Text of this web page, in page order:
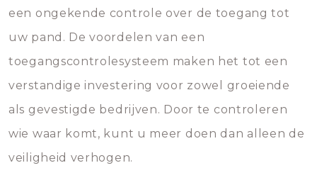
een ongekende controle over de toegang tot
uw pand. De voordelen van een
toegangscontrolesysteem maken het tot een
verstandige investering voor zowel groeiende
als gevestigde bedrijven. Door te controleren
wie waar komt, kunt u meer doen dan alleen de
veiligheid verhogen.